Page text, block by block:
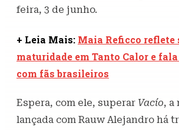
feira, 3 de junho.
+ Leia Mais: Maia Reficco reflete
maturidade em Tanto Calor e
com fãs brasileiros
Espera, com ele, superar Vacío, a
lançada com Rauw Alejandro há